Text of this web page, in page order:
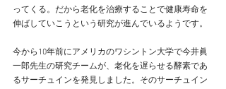
ってくる。だから老化を治療することで健康寿命を
伸ばしていこうという研究が進んでいるようです。
今から10年前にアメリカのワシントン大学で今井眞
一郎先生の研究チームが、老化を遅らせる酵素であ
るサーチュインを発見しました。そのサーチュイン